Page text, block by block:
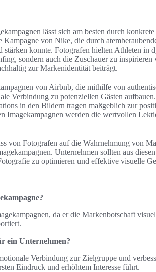
lässt sich am besten durch
von Nike, die durch
konnte. Fotografen hielten Athleten in
sondern auch die Zuschauer zu inspirieren
zur Markenidentität beiträgt.
von Airbnb, die mithilfe von
Verbindung zu potenziellen Gästen
in den Bildern tragen maßgeblich zur
Imagekampagnen werden die wertvollen
von Fotografen auf die Wahrnehmung von
Unternehmen sollten aus
zu optimieren und effektive visuelle
da er die Markenbotschaft
ein Unternehmen?
Verbindung zur Zielgruppe und
Eindruck und erhöhtem Interesse führt.